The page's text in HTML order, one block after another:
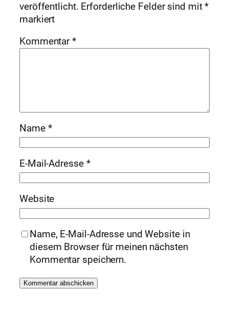
veröffentlicht. Erforderliche Felder sind mit*
markiert
Kommentar*
Name *
E-Mail-Adresse *
Website
Name, E-Mail-Adresse und Website in
diesem Browser für meinen nächsten
Kommentar speichern.